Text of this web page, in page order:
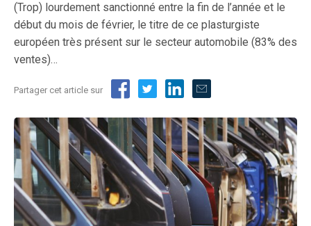
(Trop) lourdement sanctionné entre la fin de l’année et le
début du mois de février, le titre de ce plasturgiste
européen très présent sur le secteur automobile (83% des
ventes)…
Partager cet article sur